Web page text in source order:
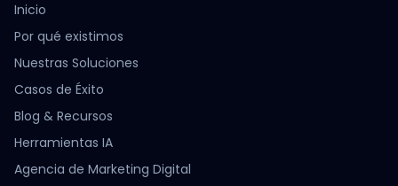
Inicio
Por qué existimos
Nuestras Soluciones
Casos de Éxito
Blog & Recursos
Herramientas IA
Agencia de Marketing Digital